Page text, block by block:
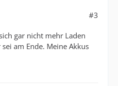
#3
gar nicht mehr Laden
am Ende. Meine Akkus